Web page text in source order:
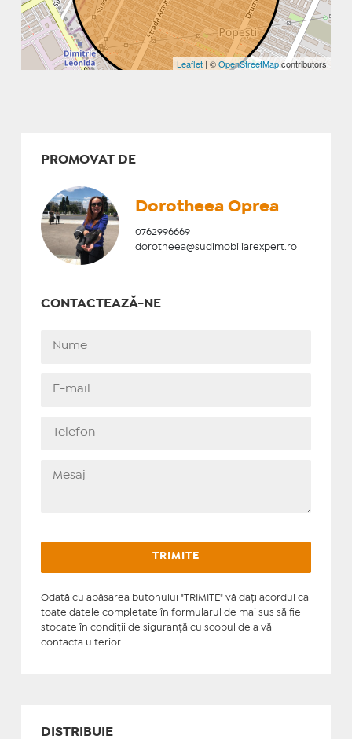
Leaflet | ©OpenStreetMapcontributors
PROMOVAT DE
Dorotheea Oprea
0762996669
dorotheea@sudimobiliarexpert.ro
CONTACTEAZĂ-NE
Odată cu apăsarea butonului "TRIMITE" vă daţi acordul ca
toate datele completate în formularul de mai sus să fie
stocate în condiţii de siguranţă cu scopul de a vă
contacta ulterior.
DISTRIBUIE